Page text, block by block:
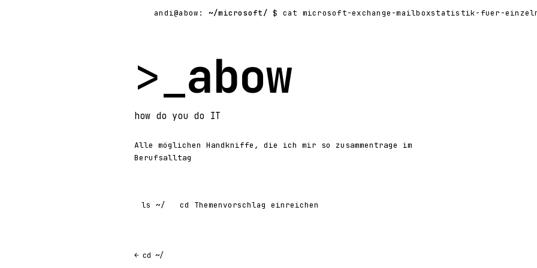
andi@abow: ~/microsoft/ $ cat microsoft-exchange-mailboxstatistik-fuer-einzelne-
>_abow
how do you do IT
Alle möglichen Handkniffe, die ich mir so zusammentrage im
Berufsalltag
ls ~/ cd Themenvorschlag einreichen
← cd ~/